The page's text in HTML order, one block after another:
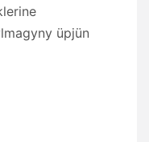
üpjün